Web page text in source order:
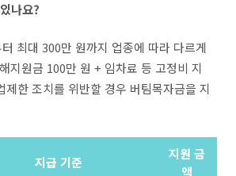
나요?
최대 300만 원까지 업종에 따라 다르게
지원금 100만 원 + 임차료 등 고정비 지
제한 조치를 위반할 경우 버팀목자금을 지
지급 기준
지원 금
액